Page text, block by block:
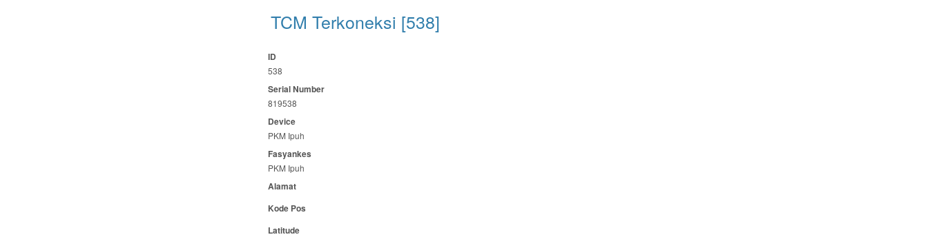
TCM Terkoneksi [538]
ID
538
Serial Number
819538
Device
PKM Ipuh
Fasyankes
PKM Ipuh
Alamat
Kode Pos
Latitude